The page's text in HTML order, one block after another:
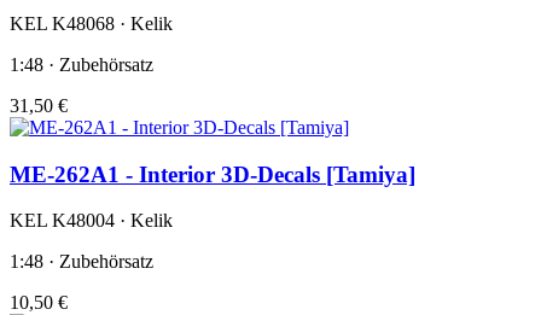
KEL K48068 · Kelik
1:48 · Zubehörsatz
31,50 €
ME-262A1 - Interior 3D-Decals [Tamiya]
KEL K48004 · Kelik
1:48 · Zubehörsatz
10,50 €